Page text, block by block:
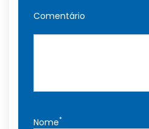
Comentário
Nome*